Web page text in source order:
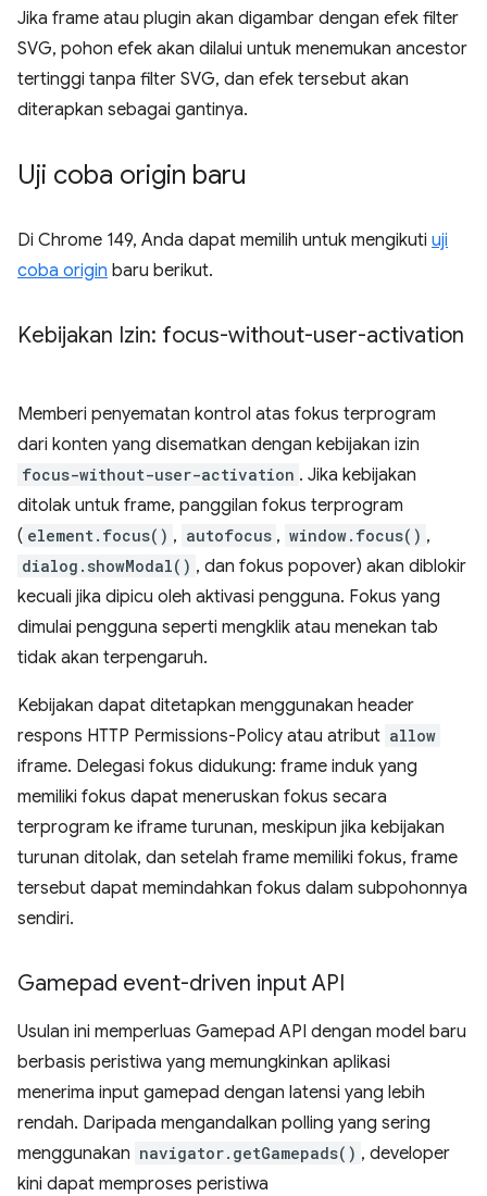
Jika frame atau plugin akan digambar dengan efek filter
SVG, pohon efek akan dilalui untuk menemukan ancestor
tertinggi tanpa filter SVG, dan efek tersebut akan
diterapkan sebagai gantinya.
Uji coba origin baru
Di Chrome 149, Anda dapat memilih untuk mengikuti uji
coba origin baru berikut.
Kebijakan Izin: focus-without-user-activation
Memberi penyematan kontrol atas fokus terprogram
dari konten yang disematkan dengan kebijakan izin
focus-without-user-activation . Jika kebijakan
ditolak untuk frame, panggilan fokus terprogram
( element.focus() , autofocus , window.focus() ,
dialog.showModal() , dan fokus popover) akan diblokir
kecuali jika dipicu oleh aktivasi pengguna. Fokus yang
dimulai pengguna seperti mengklik atau menekan tab
tidak akan terpengaruh.
Kebijakan dapat ditetapkan menggunakan header
respons HTTP Permissions-Policy atau atribut allow
iframe. Delegasi fokus didukung: frame induk yang
memiliki fokus dapat meneruskan fokus secara
terprogram ke iframe turunan, meskipun jika kebijakan
turunan ditolak, dan setelah frame memiliki fokus, frame
tersebut dapat memindahkan fokus dalam subpohonnya
sendiri.
Gamepad event-driven input API
Usulan ini memperluas Gamepad API dengan model baru
berbasis peristiwa yang memungkinkan aplikasi
menerima input gamepad dengan latensi yang lebih
rendah. Daripada mengandalkan polling yang sering
menggunakan navigator.getGamepads() , developer
kini dapat memproses peristiwa